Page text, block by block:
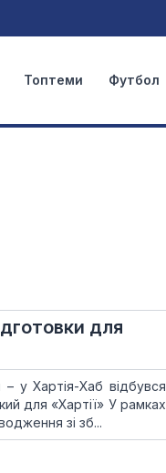
Топтеми Футбол
для
– у Хартія-Хаб відбувся
для «Хартії» У рамках
зі зб...